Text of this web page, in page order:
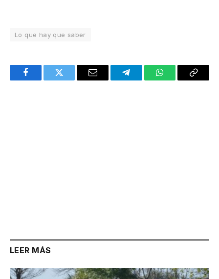
Lo que hay que saber
FacebookTwitter Email TelegramWhatsAppCopy
LEER MÁS